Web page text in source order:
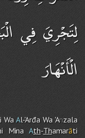
لِتَجْرِيَ فِي
الْأَنْهَارَ
WaAl-'Arđa Wa 'Anzala
iMina Ath-Thamarāti